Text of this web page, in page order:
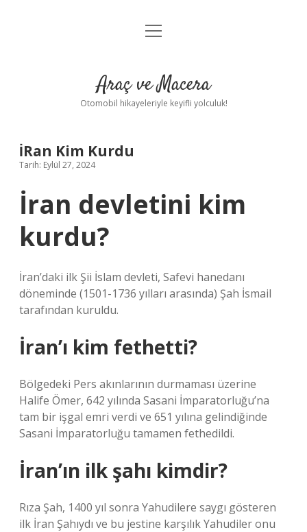
Anasayfa
Yasal Uyarı
menüyü
Araç ve Macera
Otomobil hikayeleriyle keyifli yolculuk!
İRan Kim Kurdu
Tarih: Eylül 27, 2024
İran devletini kim
kurdu?
İran’daki ilk Şii İslam devleti, Safevi hanedanı
döneminde (1501-1736 yılları arasında) Şah İsmail
tarafından kuruldu.
İran’ı kim fethetti?
Bölgedeki Pers akınlarının durmaması üzerine
Halife Ömer, 642 yılında Sasani İmparatorluğu’na
tam bir işgal emri verdi ve 651 yılına gelindiğinde
Sasani İmparatorluğu tamamen fethedildi.
İran’ın ilk şahı kimdir?
Rıza Şah, 1400 yıl sonra Yahudilere saygı gösteren
ilk İran Şahıydı ve bu jestine karşılık Yahudiler onu